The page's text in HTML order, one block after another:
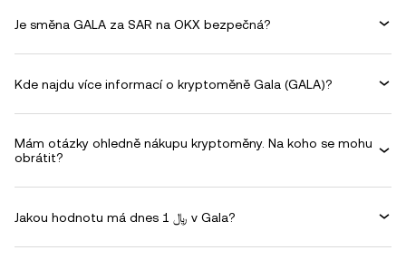
Je směna GALA za SAR na OKX bezpečná?
Kde najdu více informací o kryptoměně Gala (GALA)?
Mám otázky ohledně nákupu kryptoměny. Na koho se mohu
obrátit?
Jakou hodnotu má dnes 1 ﷼ v Gala?